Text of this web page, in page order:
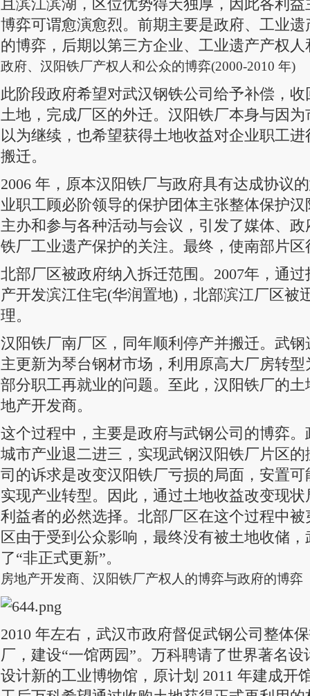
且滨江滨湖，区位优势得天独厚，因此各利
博弈可谓愈演愈烈。前期主要是政府、工业
的博弈，后期以第三方企业、工业遗产产权
政府、汉阳铁厂产权人和公众的博弈(2000-2010 年)
此阶段政府希望对武汉钢铁公司给予补偿，
土地，完成厂区的外迁。汉阳铁厂本身与因
以为继续，也希望获得土地收益对企业职工
搬迁。
2006 年，原本汉阳铁厂与政府具有达成协议
业职工顾必阶领导的保护团体主张整体保护
主办和参与各种活动与会议，引发了媒体、
铁厂工业遗产保护的关注。最终，使南部片区
北部厂区被政府纳入拆迁范围。2007年，通
产开发滨江住宅(华润置地)，北部滨江厂区被
理。
汉阳铁厂南厂区，同年顺利停产并搬迁。武
主更新为琴台钢材市场，利用原高大厂房转
部分职工再就业的问题。至此，汉阳铁厂的
地产开发商。
这个过程中，主要是政府与武钢公司的博弈
城市产业退二进三，实现武钢汉阳铁厂片区
司的诉求是改变汉阳铁厂亏损的局面，安置
实现产业转型。因此，通过土地收益改变现
利益者的必然选择。北部厂区在这个过程中
区由于受到公众影响，最终没有被土地收储
了“非正式更新”。
房地产开发商、汉阳铁厂产权人的博弈与政府的博弈
2010 年左右，武汉市政府督促武钢公司整体
厂，建设“一馆两园”。万科聘请了世界著名设
设计新的工业博物馆，原计划 2011 年建成开